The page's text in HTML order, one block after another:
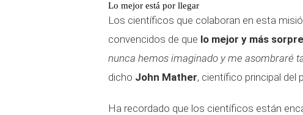
Lo mejor está por llegar
Los científicos que colaboran en esta
convencidos de que lo mejor y más
nunca hemos imaginado y me asombraré
dicho John Mather, científico principal del
Ha recordado que los científicos están